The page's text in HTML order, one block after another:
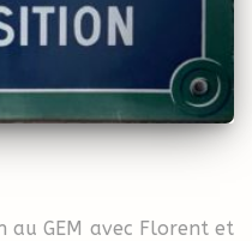
au GEM avec Florent et